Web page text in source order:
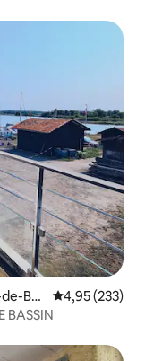
Bu
Évaluation
4,95 (233)
BASSIN